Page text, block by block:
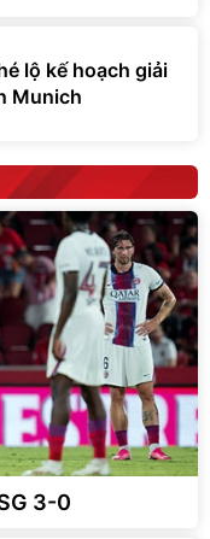
lộ kế hoạch giải
Munich
3-0